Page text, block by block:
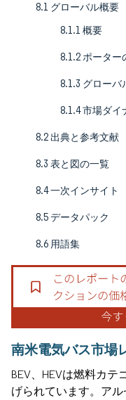
8.1 グローバル概要
8.1.1 概要
8.1.2 ポータ
8.1.3 グロー
8.1.4 市場ダイ
8.2 出典と参考文献
8.3 表と図の一覧
8.4 一次インサイト
8.5 データパック
8.6 用語集
南米電気バス市場
BEV、HEVは燃料カ
げられています。ア